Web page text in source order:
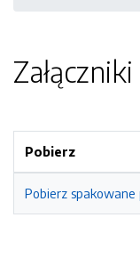
Pobierz
Pobierz spakowane